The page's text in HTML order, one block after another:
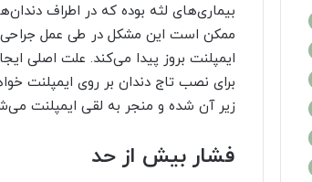
بیماری‌های لثه بوده که در اطراف
ممکن است این مشکل در طی عمل جراحی
ایمپلنت بروز پیدا می‌کند. علت اصلی
برای نصب تاج دندان بر روی ایمپلنت
زیر آن شده و منجر به لقی ایمپلنت
فشار بیش از حد